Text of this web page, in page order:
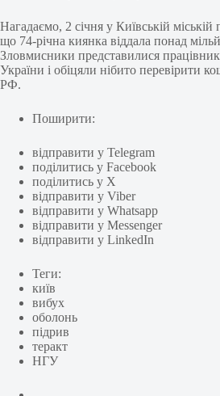
Нагадаємо, 2 січня у Київській
що 74-річна киянка віддала понад
Зловмисники представилися
України і обіцяли нібито перевірити
РФ.
Поширити:
відправити у Telegram
поділитись у Facebook
поділитись у X
відправити у Viber
відправити у Whatsapp
відправити у Messenger
відправити у LinkedIn
Теги:
київ
вибух
оболонь
підрив
теракт
НГУ